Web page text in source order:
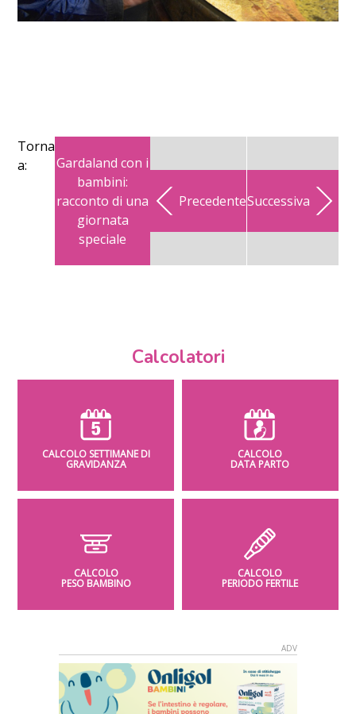
Torna
a:
Gardaland con i
bambini:
racconto di una
giornata
speciale
PrecedenteSuccessiva
Calcolatori
CALCOLO SETTIMANE DI
GRAVIDANZA
CALCOLO
DATA PARTO
CALCOLO
PESO BAMBINO
CALCOLO
PERIODO FERTILE